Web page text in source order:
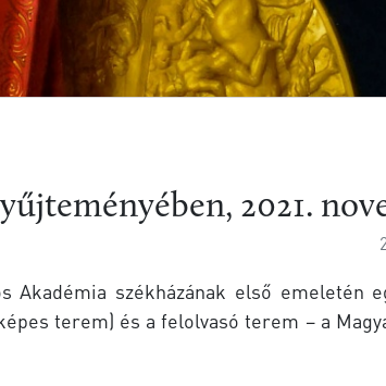
2021.
Akadémia székházának első emeletén
terem) és a felolvasó terem – a